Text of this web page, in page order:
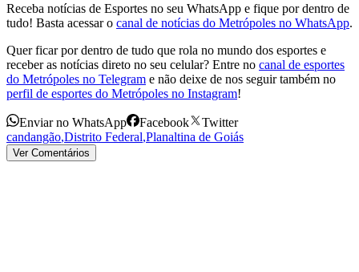
Receba notícias de Esportes no seu WhatsApp e fique por dentro de
tudo! Basta acessar o canal de notícias do Metrópoles no WhatsApp.
Quer ficar por dentro de tudo que rola no mundo dos esportes e
receber as notícias direto no seu celular? Entre no canal de esportes
do Metrópoles no Telegram e não deixe de nos seguir também no
perfil de esportes do Metrópoles no Instagram!
Enviar no WhatsApp Facebook
Twitter
candangão,Distrito Federal,Planaltina de Goiás
Ver Comentários